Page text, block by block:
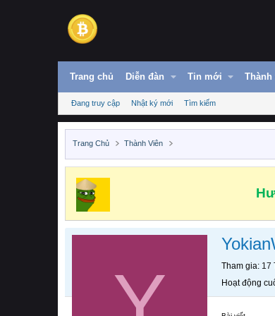
Trang chủ Diễn đàn Tin mới Thành
Đang truy cập Nhật ký mới Tìm kiếm
Trang Chủ Thành Viên
Tham gia 17
Hoạt động